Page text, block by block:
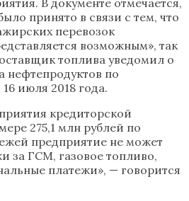
принято в связи с тем, что
перевозок
возможным», так
топлива уведомил о
нефтепродуктов по
июля 2018 года.
кредиторской
275,1 млн рублей по
предприятие не может
за ГСМ, газовое топливо,
платежи», — говорится